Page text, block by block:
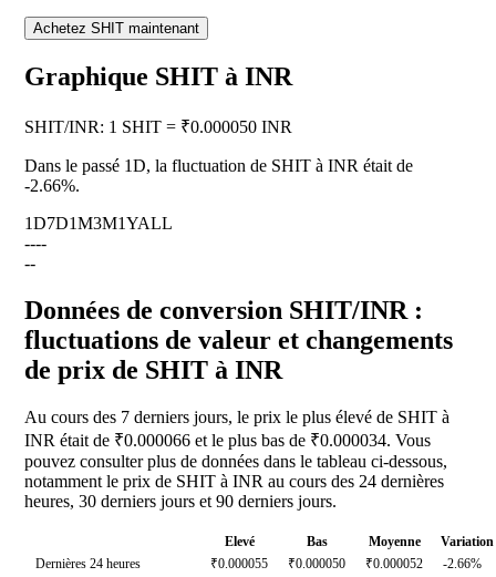
Achetez SHIT maintenant
Graphique SHIT à INR
SHIT/INR: 1 SHIT = ₹0.000050 INR
Dans le passé 1D, la fluctuation de SHIT à INR était de
-2.66%.
1D7D1M3M1YALL
----
--
Données de conversion SHIT/INR :
fluctuations de valeur et changements
de prix de SHIT à INR
Au cours des 7 derniers jours, le prix le plus élevé de SHIT à
INR était de ₹0.000066 et le plus bas de ₹0.000034. Vous
pouvez consulter plus de données dans le tableau ci-dessous,
notamment le prix de SHIT à INR au cours des 24 dernières
heures, 30 derniers jours et 90 derniers jours.
Elevé Bas Moyenne
Variation
Dernières 24 heures
₹0.000055 ₹0.000050 ₹0.000052
-2.66%